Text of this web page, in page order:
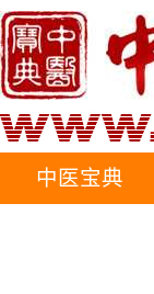
中医宝典